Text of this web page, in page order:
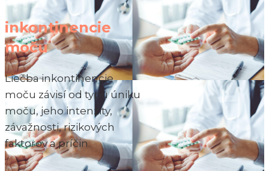
inkontinencie
moču
Liečba inkontinencie
moču závisí od typu úniku
moču, jeho intenzity,
závažnosti, rizikových
faktorov a príčin.